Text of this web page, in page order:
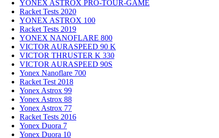
YONEX ASTROX PRO-TOUR-GAME
Racket Tests 2020
YONEX ASTROX 100
Racket Tests 2019
YONEX NANOFLARE 800
VICTOR AURASPEED 90 K
VICTOR THRUSTER K 330
VICTOR AURASPEED 90S
Yonex Nanoflare 700
Racket Test 2018
Yonex Astrox 99
Yonex Astrox 88
Yonex Astrox 77
Racket Tests 2016
Yonex Duora 7
Yonex Duora 10